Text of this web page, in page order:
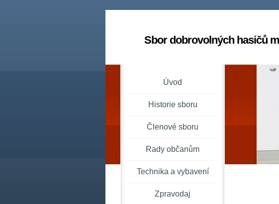
Sbor dobrovolných hasičů
Úvod
Historie sboru
Členové sboru
Rady občanům
Technika a vybavení
Zpravodaj